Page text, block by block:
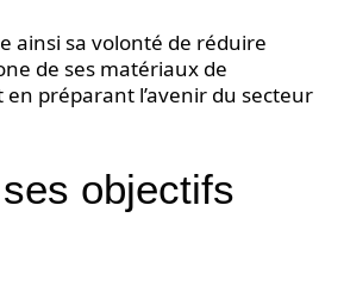
ainsi sa volonté de réduire
de ses matériaux de
préparant l’avenir du secteur
objectifs